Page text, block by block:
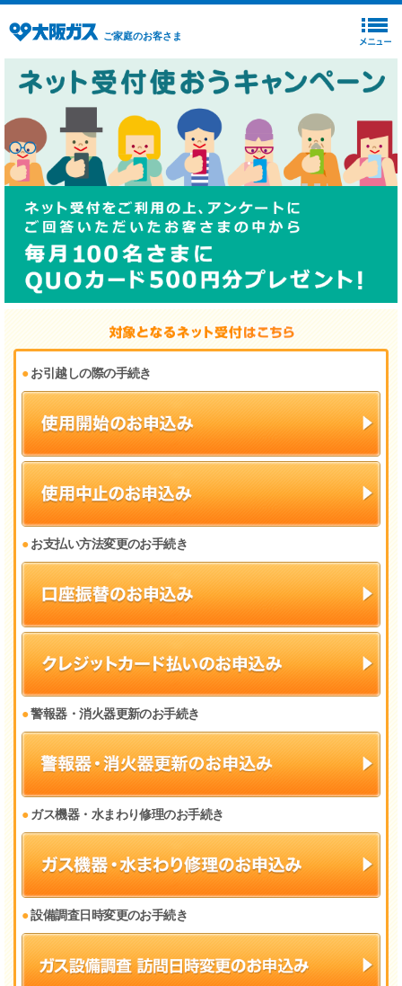
ご家庭のお客さま
お引越しの際の手続き
お支払い方法変更のお手続き
警報器・消火器更新のお手続き
ガス機器・水まわり修理のお手続き
設備調査日時変更のお手続き